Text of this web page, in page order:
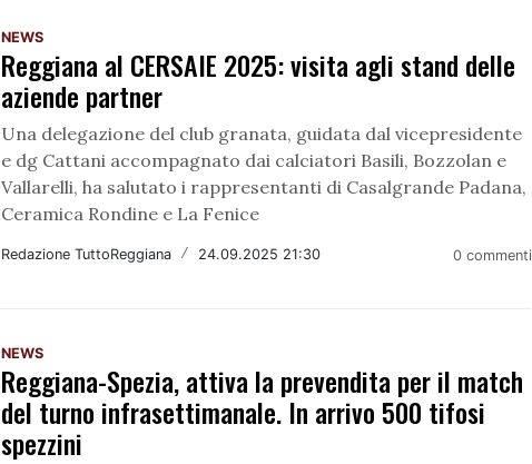
NEWS
Reggiana al CERSAIE 2025: visita agli stand delle
aziende partner
Una delegazione del club granata, guidata dal vicepresidente
e dg Cattani accompagnato dai calciatori Basili, Bozzolan e
Vallarelli, ha salutato i rappresentanti di Casalgrande Padana,
Ceramica Rondine e La Fenice
Redazione TuttoReggiana / 24.09.2025 21:30 0 commenti
NEWS
Reggiana-Spezia, attiva la prevendita per il match
del turno infrasettimanale. In arrivo 500 tifosi
spezzini